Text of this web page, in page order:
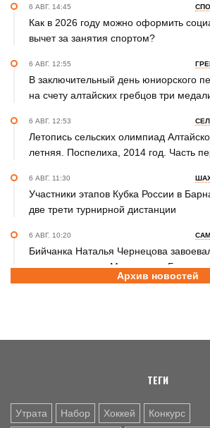
6 АВГ. 14:45
Как в 2026 году можно оформить
вычет за занятия спортом?
6 АВГ. 12:55
В заключительный день юниорского
на счету алтайских гребцов три
6 АВГ. 12:53
Летопись сельских олимпиад
летняя. Поспелиха, 2014 год. Часть
6 АВГ. 11:30
Участники этапов Кубка России в
две трети турнирной дистанции
6 АВГ. 10:20
Бийчанка Наталья Чернецова
международного Мемориала
Архив новостей
ТЕГИ
Утрата Набор Хоккей Конкурс